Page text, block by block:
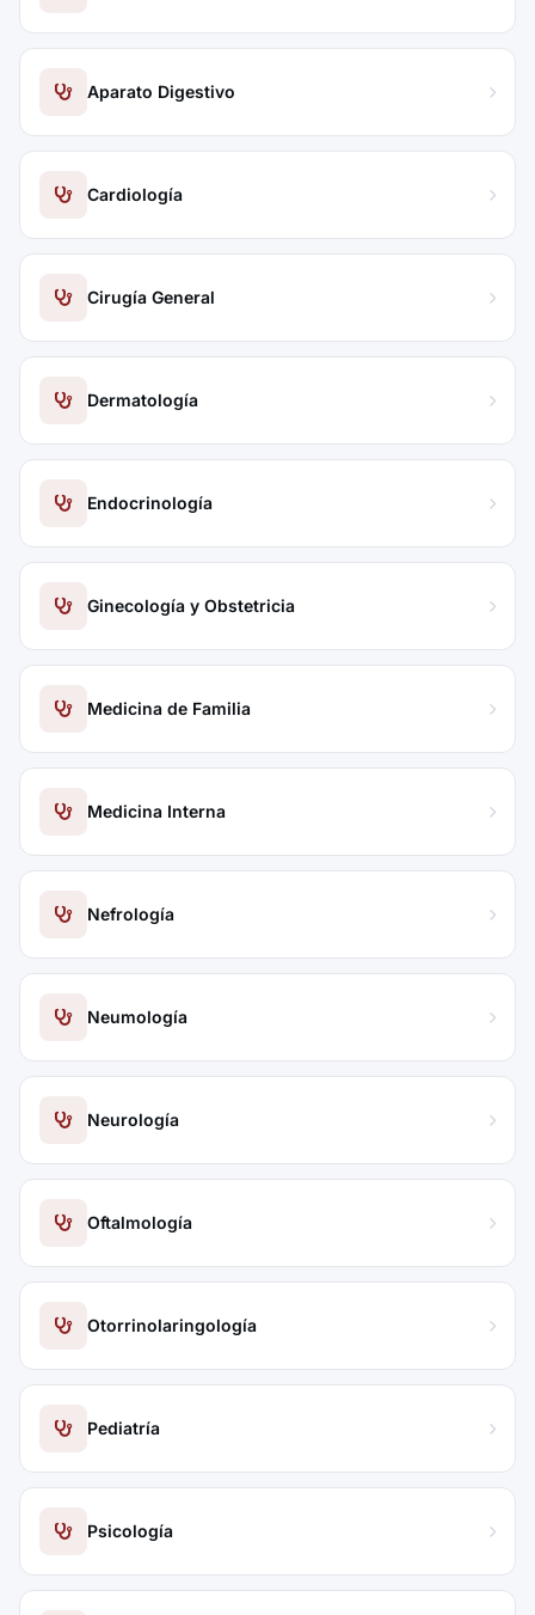
Aparato Digestivo
Cardiología
Cirugía General
Dermatología
Endocrinología
Ginecología y Obstetricia
Medicina de Familia
Medicina Interna
Nefrología
Neumología
Neurología
Oftalmología
Otorrinolaringología
Pediatría
Psicología